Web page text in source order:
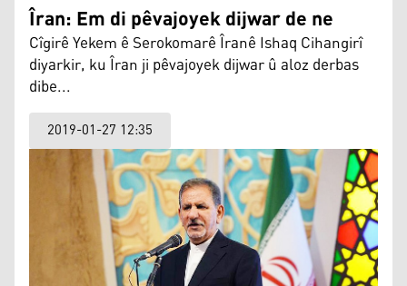
Îran: Em di pêvajoyek dijwar de ne
Cîgirê Yekem ê Serokomarê Îranê Ishaq Cihangirî
diyarkir, ku Îran ji pêvajoyek dijwar û aloz derbas
dibe...
2019-01-27 12:35